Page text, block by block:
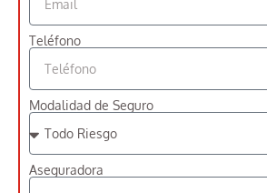
Teléfono
Modalidad de Seguro
Aseguradora